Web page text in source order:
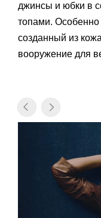
джинсы и юбки в
топами. Особенно
созданный из
вооружение для